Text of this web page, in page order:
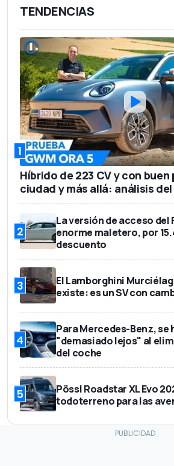
TENDENCIAS
1
Híbrido de 223 CV y con
ciudad y más allá: análisis del
2
La versión de acceso del
enorme maletero, por
descuento
3
El Lamborghini
existe: es un SV con
4
Para Mercedes-Benz, se
"demasiado lejos" al
del coche
5
Pössl Roadstar XL Evo
todoterreno para las